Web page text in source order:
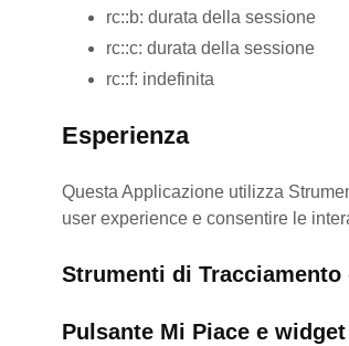
rc::b: durata della sessione
rc::c: durata della sessione
rc::f: indefinita
Esperienza
Questa Applicazione utilizza
user experience e consentire le
Strumenti di
Pulsante Mi Piace e